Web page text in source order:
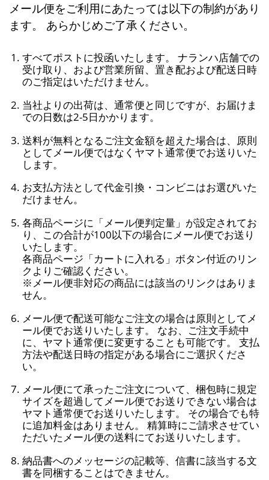
メール便をご利用にあたっては以下の制約があり
ます。 あらかじめご了承ください。
すべてポストに投函いたします。 ナランハ店舗での
受け取り、および営業所留、置き配および配送日時
のご指定はいただけません。
当社よりの出荷は、通常便と同じですが、お届けま
での日数は2-5日かかります。
送料が無料となるご注文金額を超えた場合は、原則
としてメール便ではなくヤマト通常便でお送りいた
します。
お支払方法として代金引換・コンビニはお選びいた
だけません。
各商品ページに「メール便判定量」が設定されてお
り、この合計が100以下の場合にメール便でお送り
いたします。
各商品ページ「カートに入れる」ボタン付近のリン
クよりご確認ください。
※メール便非対応の商品には該当のリンクはありま
せん。
メール便で配送可能なご注文の場合は原則としてメ
ール便でお送りいたします。 なお、ご注文手続中
に、ヤマト通常便に変更することも可能です。 支払
方法や配送日時の指定がある場合にご選択くださ
い。
メール便にて承ったご注文について、梱包時に規定
サイズを超過してメール便でお送りできない場合は
ヤマト通常便でお送りいたします。 その場合でも特
に追加料金はありません。 精算時にご請求させてい
ただいたメール便の送料にてお送りいたします。
納品書へのメッセージの記載等、信書に該当する文
書を同梱することはできません。